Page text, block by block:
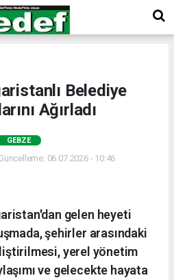
Belediye
Ağırladı
GEBZE
06.07.2026 - 10:46
gelen heyeti
şehirler arasındaki
yerel yönetim
ve gelecekte hayata